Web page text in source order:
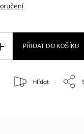
PŘIDAT DO KOŠÍKU
Hlídat